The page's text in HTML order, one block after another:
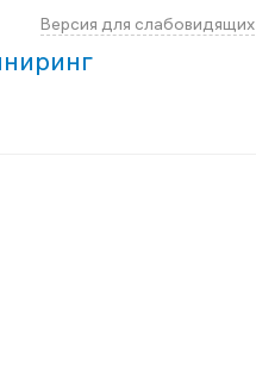
Версия для слабовидящих